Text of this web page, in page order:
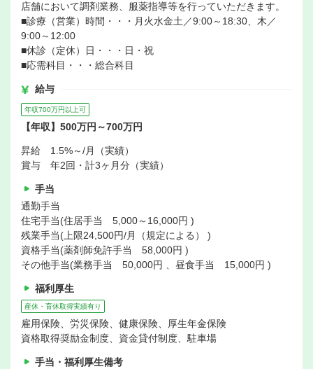
店舗において調剤業務、服薬指導等を行っていただきます。
■診療（営業）時間・・・月火水金土／9:00～18:30、木／
9:00～12:00
■休診（定休）日・・・日・祝
■応需科目・・・総合科目
給与
年収700万円以上可
【年収】500万円～700万円
昇給 1.5%～/月（実績）
賞与 年2回・計3ヶ月分（実績）
手当
通勤手当
住宅手当(住居手当 5,000～16,000円 )
残業手当(上限24,500円/月（規定による） )
資格手当(薬剤師免許手当 58,000円 )
その他手当(業務手当 50,000円 、昼食手当 15,000円 )
福利厚生
産休・育休取得実績有り
雇用保険、労災保険、健康保険、厚生年金保険
資格取得奨励金制度、資金貸付制度、駐車場
手当・福利厚生備考